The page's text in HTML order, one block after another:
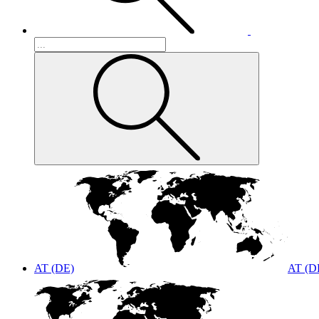
AT (DE) AT